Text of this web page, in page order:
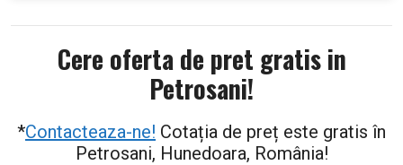
Cere oferta de pret gratis in
Petrosani!
*Contacteaza-ne! Cotația de preț este gratis în
Petrosani, Hunedoara, România!